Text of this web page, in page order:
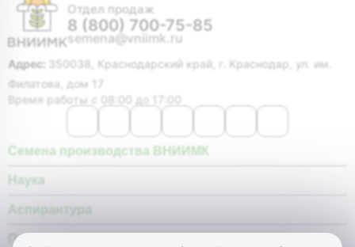
Отдел продаж
8 (800) 700-75-85
semena@vniimk.ru
Адрес: 350038, Краснодарский край, г. Краснодар, ул. им.
Филатова, дом 17
Время работы с 08:00 до 17:00
Семена производства ВНИИМК
Наука
Аспирантура
Покупателю